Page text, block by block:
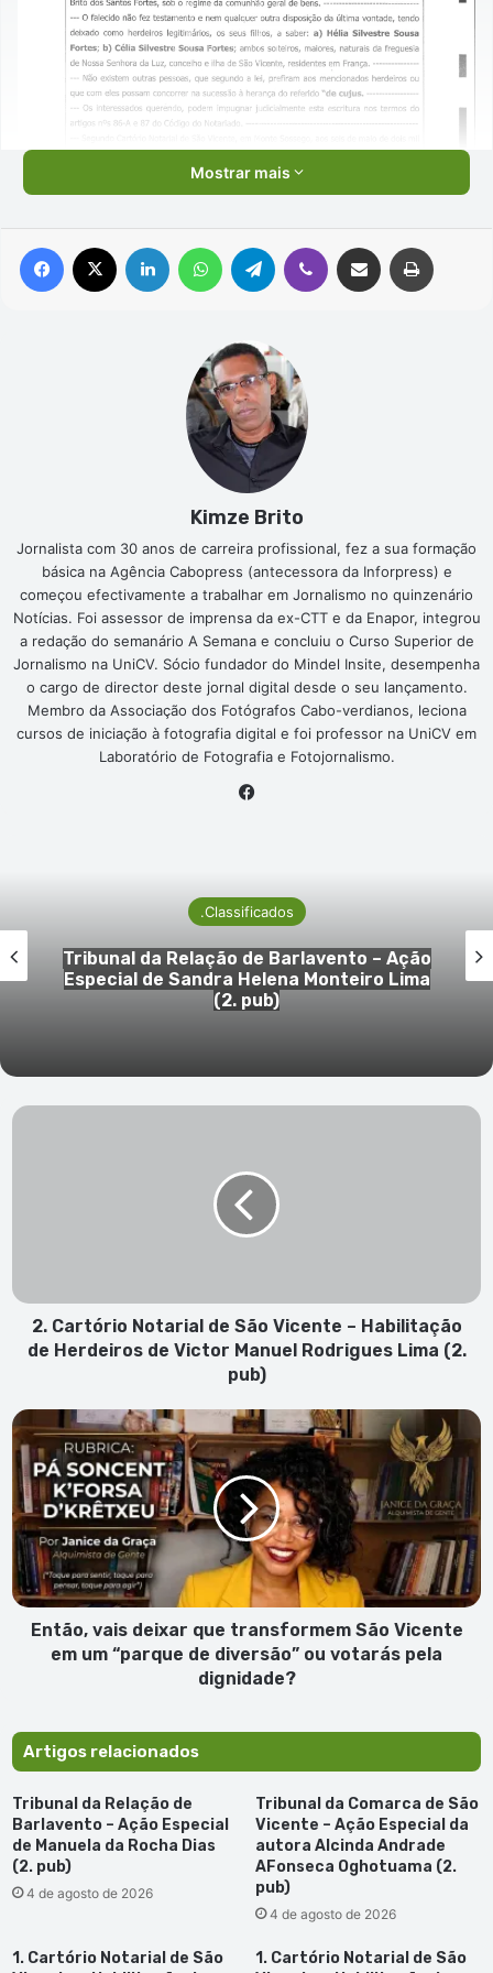
Mostrar mais
Facebook Linkedin WhatsAppTelegram Viber Compartilhar via e-mail
Kimze Brito
Jornalista com 30 anos de carreira profissional, fez a sua formação
básica na Agência Cabopress (antecessora da Inforpress) e
começou efectivamente a trabalhar em Jornalismo no quinzenário
Notícias. Foi assessor de imprensa da ex-CTT e da Enapor, integrou
a redação do semanário A Semana e concluiu o Curso Superior de
Jornalismo na UniCV. Sócio fundador do Mindel Insite, desempenha
o cargo de director deste jornal digital desde o seu lançamento.
Membro da Associação dos Fotógrafos Cabo-verdianos, leciona
cursos de iniciação à fotografia digital e foi professor na UniCV em
Laboratório de Fotografia e Fotojornalismo.
.Classificados
da Relação de Barlavento – Ação
de Sandra Helena Monteiro Lima
2.
de
Herdeiros
Rodrigues
Lima
(2.
pub)
2. Cartório Notarial de São Vicente – Habilitação
de Herdeiros de Victor Manuel Rodrigues Lima (2.
pub)
Então,
vais
deixar
que
transformem
São
Vicente
em
um
“parque
pela
dignidade?
Então, vais deixar que transformem São Vicente
em um “parque de diversão” ou votarás pela
dignidade?
Artigos relacionados
Tribunal da Relação de
Barlavento – Ação Especial
de Manuela da Rocha Dias
(2. pub)
4 de agosto de 2026
Tribunal da Comarca de São
Vicente – Ação Especial da
autora Alcinda Andrade
AFonseca Oghotuama (2.
pub)
4 de agosto de 2026
1. Cartório Notarial de São
1. Cartório Notarial de São